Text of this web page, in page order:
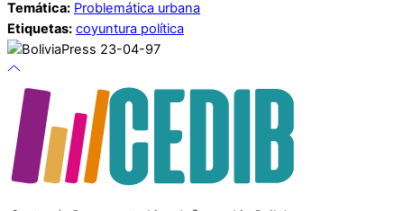
Temática: Problemática urbana
Etiquetas: coyuntura política